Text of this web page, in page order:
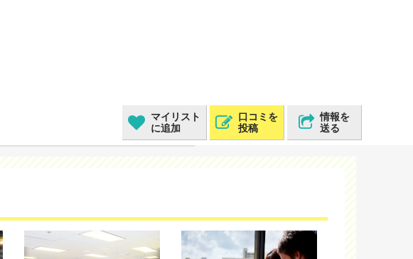
マイリスト
に追加
口コミを
投稿
情報を
送る